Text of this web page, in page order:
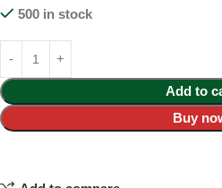
500 in stock
Add to
Buy